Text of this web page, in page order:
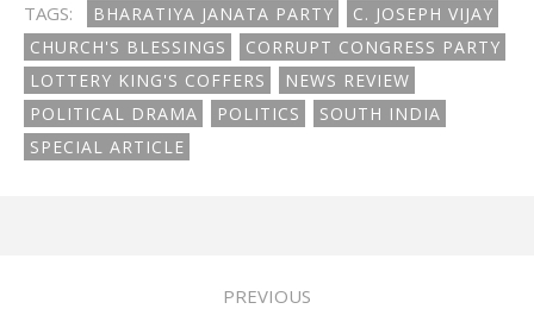
TAGS: BHARATIYA JANATA PARTY
C. JOSEPH VIJAY
CHURCH'S BLESSINGS
CORRUPT CONGRESS PARTY
LOTTERY KING'S COFFERS
NEWS REVIEW
POLITICAL DRAMA
POLITICS
SOUTH INDIA
SPECIAL ARTICLE
PREVIOUS